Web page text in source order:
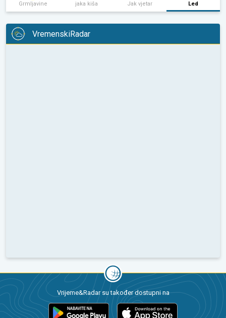
Grmljavine jaka kiša Jak vjetar Led
VremenskiRadar
Vrijeme&Radar su također dostupni na